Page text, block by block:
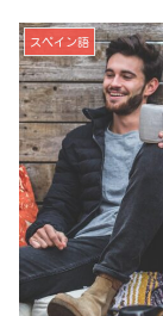
スペイン語